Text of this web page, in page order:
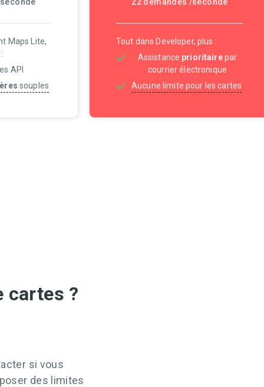
Maps Lite,
API
souples
Tout dans Developer, plus :
Assistance prioritairepar
courrier électronique
Aucune limite pour les cartes
cartes ?
si vous
des limites